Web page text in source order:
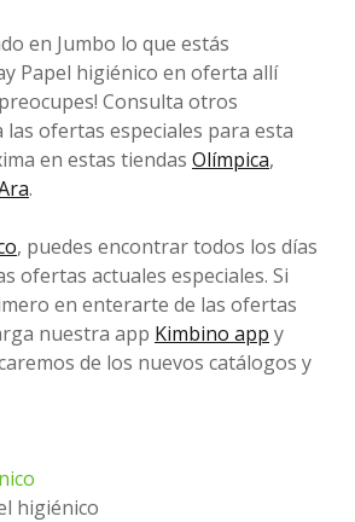
en Jumbo lo que estás
Papel higiénico en oferta allí
Consulta otros
las ofertas especiales para esta
en estas tiendas Olímpica,
.
, puedes encontrar todos los días
ofertas actuales especiales. Si
en enterarte de las ofertas
nuestra app Kimbino app y
de los nuevos catálogos y
higiénico